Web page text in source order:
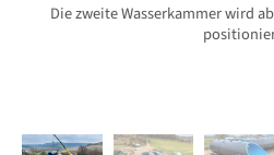
Die zweite Wasserkammer wird